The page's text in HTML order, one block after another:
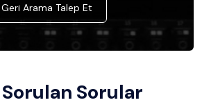
Geri Arama Talep Et
Sorular